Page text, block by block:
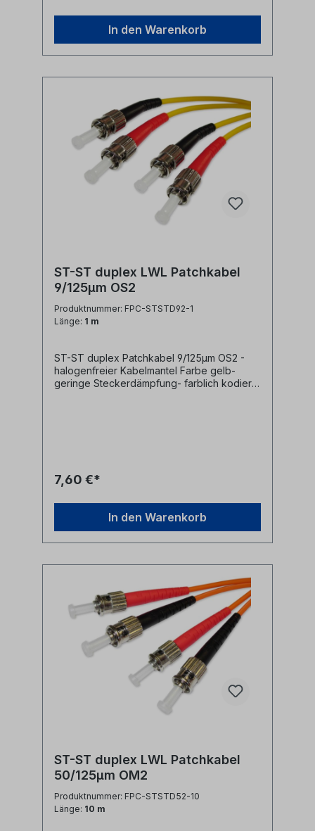
In den Warenkorb
ST-ST duplex LWL Patchkabel
9/125µm OS2
Produktnummer: FPC-STSTD92-1
Länge: 1 m
ST-ST duplex Patchkabel 9/125µm OS2 -
halogenfreier Kabelmantel Farbe gelb-
geringe Steckerdämpfung- farblich kodierte
auf AnfrageLWL-Stecker A: ST duplexLWL-
zwischen ST duplex Ports Synonyme: fiber
optic patchcord, Glasfaser Anschlusskabel,
7,60 €*
In den Warenkorb
ST-ST duplex LWL Patchkabel
50/125µm OM2
Produktnummer: FPC-STSTD52-10
Länge: 10 m